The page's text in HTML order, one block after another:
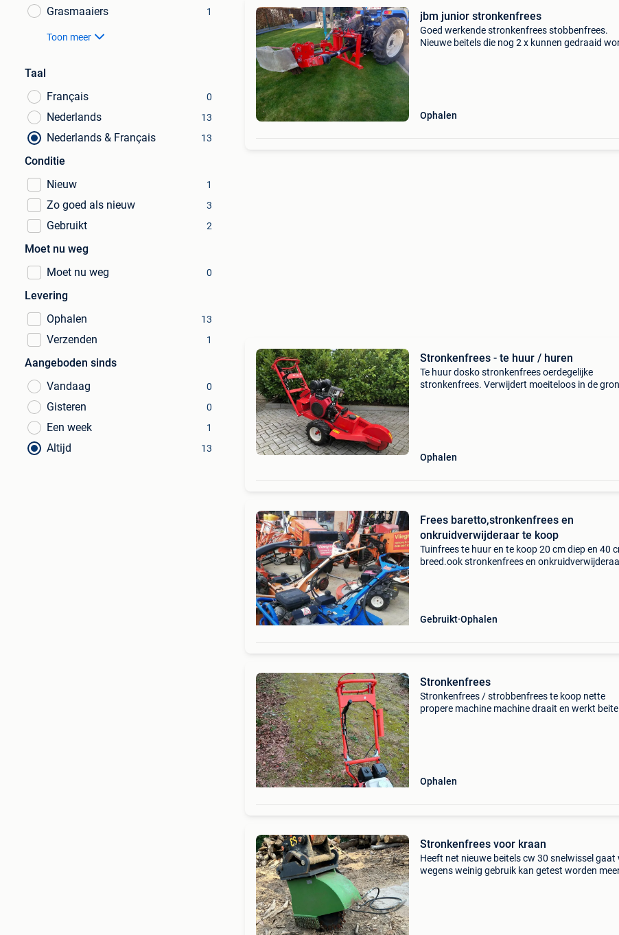
Grasmaaiers 1
Toon meer
Taal
Français
0
Nederlands 13
Nederlands & Français 13
Conditie
Nieuw
1
Zo goed als nieuw 3
Gebruikt 2
Moet nu weg
Moet nu weg
0
Levering
Ophalen
13
Verzenden 1
Aangeboden sinds
Vandaag
0
Gisteren 0
Een week 1
Altijd 13
jbm junior stronkenfrees
Goed werkende stronkenfrees stobbenfrees.
Nieuwe beitels die nog 2 x kunnen gedraaid
Ophalen
Stronkenfrees - te huur / huren
Te huur dosko stronkenfrees oerdegelijke
stronkenfrees. Verwijdert moeiteloos in de
Ophalen
Frees baretto,stronkenfrees en
onkruidverwijderaar te koop
Tuinfrees te huur en te koop 20 cm diep en 40
breed.ook stronkenfrees en
Gebruikt Ophalen
Stronkenfrees
Stronkenfrees / strobbenfrees te koop nette
propere machine machine draait en werkt
Ophalen
Stronkenfrees voor kraan
Heeft net nieuwe beitels cw 30 snelwissel gaat
wegens weinig gebruik kan getest worden